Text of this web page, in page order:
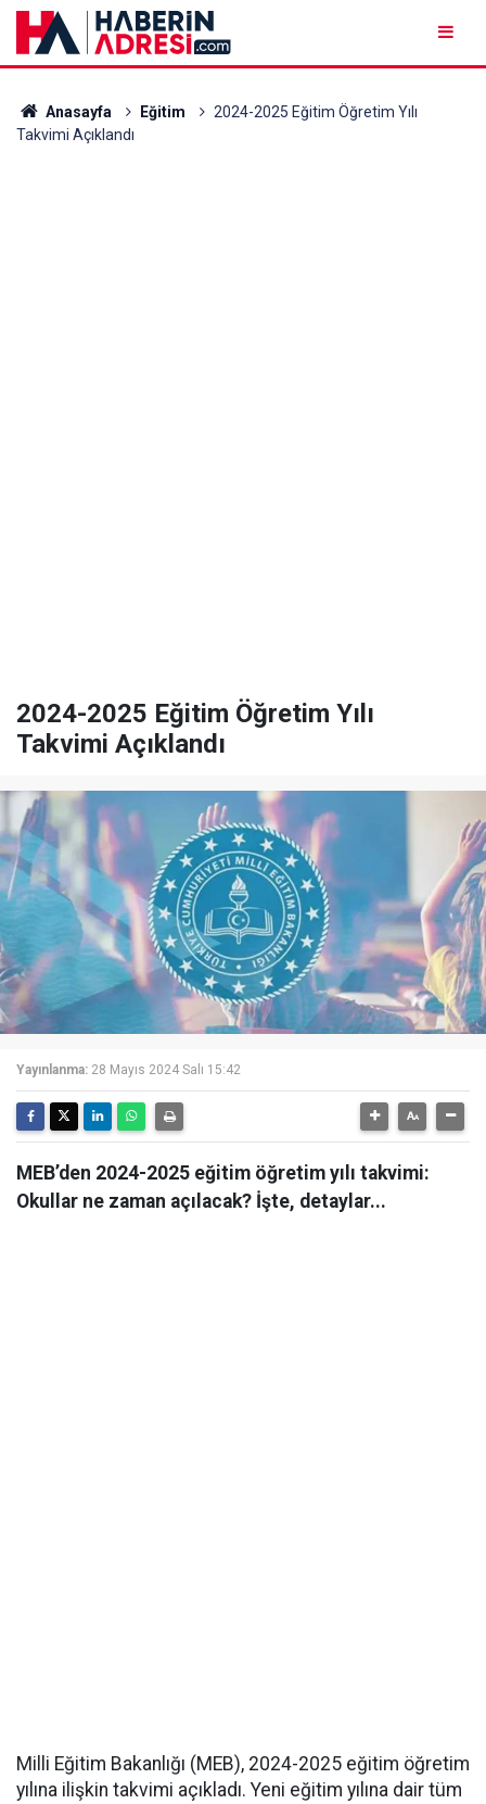
Anasayfa Eğitim
2024-2025 Eğitim Öğretim Yılı
Takvimi Açıklandı
2024-2025 Eğitim Öğretim Yılı
Takvimi Açıklandı
Yayınlanma: 28 Mayıs 2024 Salı 15:42
MEB’den 2024-2025 eğitim öğretim yılı takvimi:
Okullar ne zaman açılacak? İşte, detaylar...
Milli Eğitim Bakanlığı (MEB), 2024-2025 eğitim öğretim
yılına ilişkin takvimi açıkladı. Yeni eğitim yılına dair tüm